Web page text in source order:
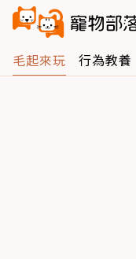
毛起來玩 行為教養